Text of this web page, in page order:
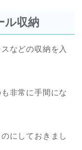
ル収納
などの収納を入
非常に手間にな
にしておきまし